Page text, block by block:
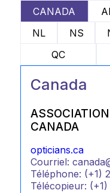
CANADA
NL
NS
QC
Canada
CANADA
opticians.ca
Courriel:
Téléphone: (+1)
Télécopieur: